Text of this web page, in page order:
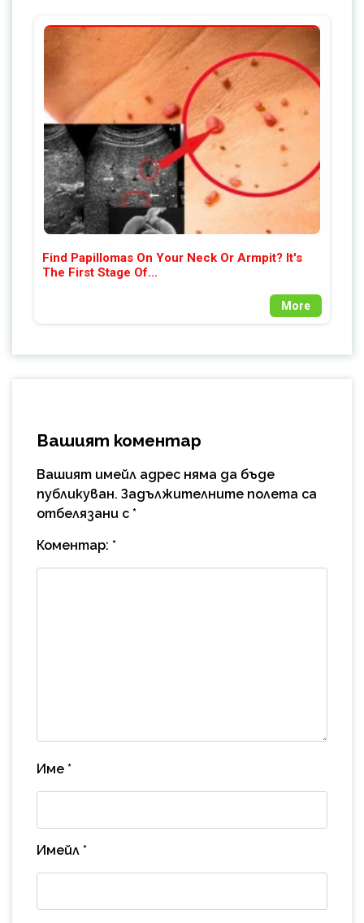
Find Papillomas On Your Neck Or Armpit? It's
The First Stage Of...
More
Вашият коментар
Вашият имейл адрес няма да бъде
публикуван. Задължителните полета са
отбелязани с *
Коментар: *
Име *
Имейл *